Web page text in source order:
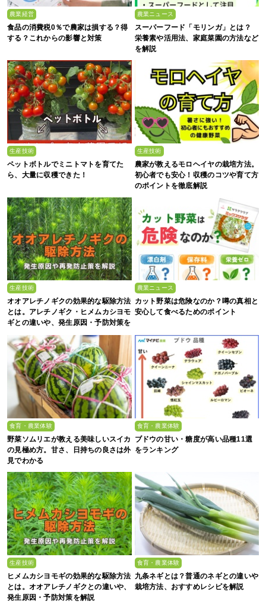
農業経営
食品の消費税0％で農家は損する？得
する？これからの影響と対策
農業ニュース
スーパーフード「モリンガ」とは？
栄養素や活用法、家庭菜園の方法など
を解説
生産技術
ペットボトルでミニトマトを育てた
ら、大量に収穫できた！
生産技術
農家が教えるモロヘイヤの栽培方法。
初心者でも安心！収穫のコツや育て方
のポイントを徹底解説
生産技術
オオアレチノギクの効果的な駆除方法
とは。アレチノギク・ヒメムカシヨモ
ギとの違いや、発生原因・予防対策を
農業ニュース
カット野菜は危険なのか？噂の真相と
安心して食べるためのポイント
食育・農業体験
野菜ソムリエが教える美味しいスイカ
の見極め方。甘さ、日持ちの良さは外
見でわかる
食育・農業体験
ブドウの甘い・糖度が高い品種11選
をランキング
生産技術
ヒメムカシヨモギの効果的な駆除方法
とは。オオアレチノギクとの違いや、
発生原因・予防対策を解説
食育・農業体験
九条ネギとは？普通のネギとの違いや
栽培方法、おすすめレシピを解説